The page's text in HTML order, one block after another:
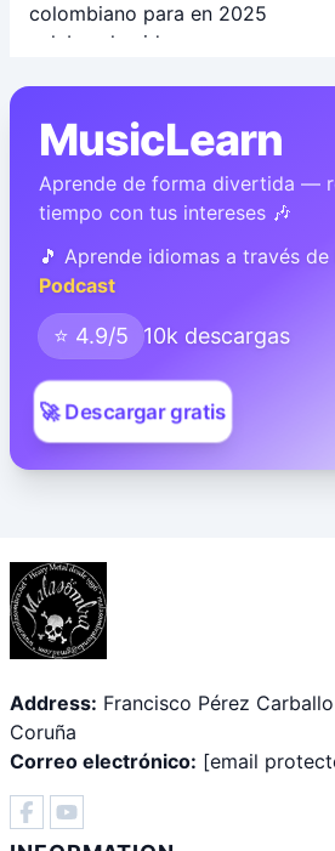
en 2025
MusicLearn
Aprende de forma divertida —
tiempo con tus intereses 🎶
🎵 Aprende idiomas a través de
Podcast
⭐ 4.9/5 10k descargas
🚀 Descargar gratis
Address: Francisco Pérez
Coruña
Correo electrónico: [email